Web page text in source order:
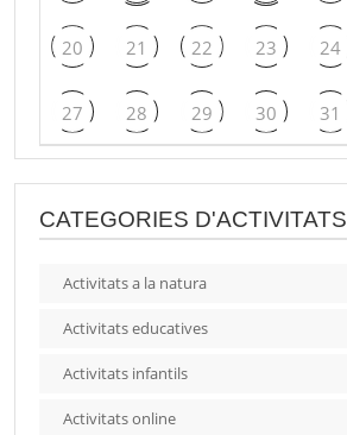
20 21 22 23 24
27 28 29 30 31
CATEGORIES D'ACTIVITATS
Activitats a la natura
Activitats educatives
Activitats infantils
Activitats online